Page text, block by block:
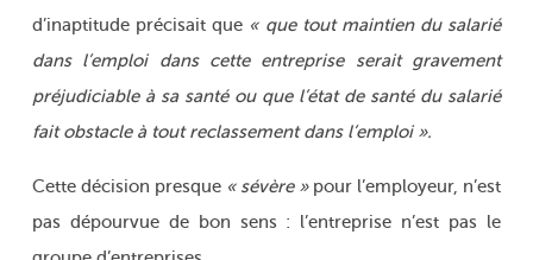
d’inaptitude précisait que « que tout maintien du salarié
dans l’emploi dans cette entrepriseserait gravement
préjudiciable à sa santé ou que l’état de santé du salarié
fait obstacle à tout reclassement dans l’emploi ».
Cette décision presque « sévère »pour l’employeur, n’est
pas dépourvue de bon sens : l’entreprise n’est pas le